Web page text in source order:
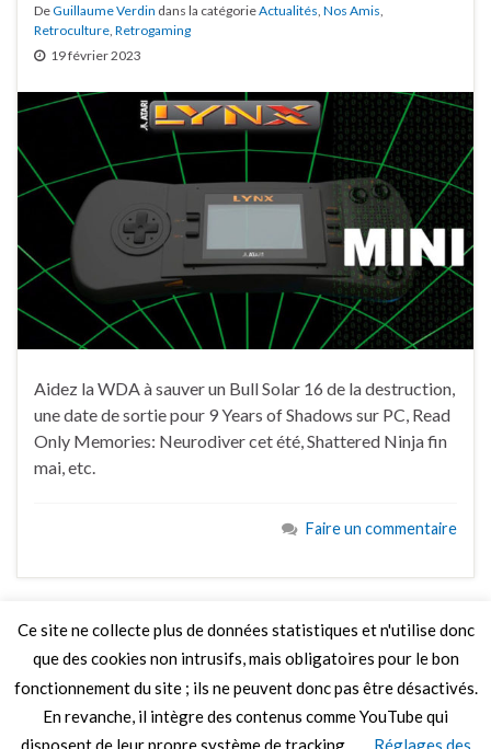
DeGuillaume Verdin dans la catégorieActualités, Nos Amis,
Retroculture, Retrogaming
19 février 2023
Aidez la WDA à sauver un Bull Solar 16 de la destruction,
une date de sortie pour 9 Years of Shadows sur PC, Read
Only Memories: Neurodiver cet été, Shattered Ninja fin
mai, etc.
Faire un commentaire
LIRE PLUS
Ce site ne collecte plus de données statistiques et n'utilise donc
que des cookies non intrusifs, mais obligatoires pour le bon
fonctionnement du site ; ils ne peuvent donc pas être désactivés.
En revanche, il intègre des contenus comme YouTube qui
disposent de leur propre système de tracking.
Réglages des